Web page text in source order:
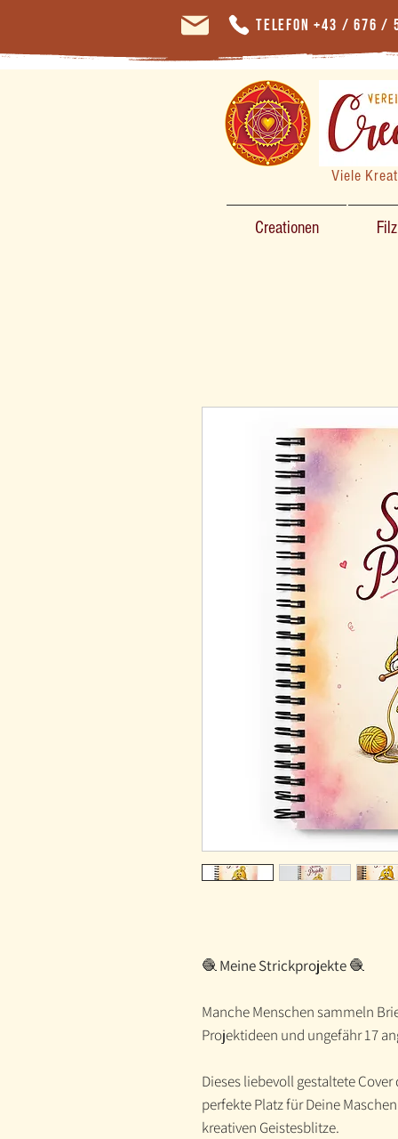
Telefon +43 / 676 /
Viele
Creationen
🧶Meine Strickprojekte🧶
Manche Menschen sammeln
Projektideen und ungefähr 17
Dieses liebevoll gestaltete
perfekte Platz für Deine
kreativen Geistesblitze.